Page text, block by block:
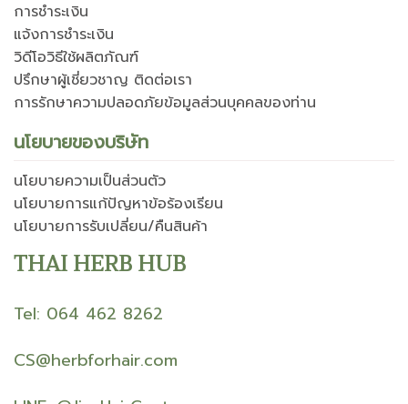
การชำระเงิน
แจ้งการชำระเงิน
วิดีโอวิธีใช้ผลิตภัณฑ์
ปรึกษาผู้เชี่ยวชาญ ติดต่อเรา
การรักษาความปลอดภัยข้อมูลส่วนบุคคลของท่าน
นโยบายของบริษัท
นโยบายความเป็นส่วนตัว
นโยบายการแก้ปัญหาข้อร้องเรียน
นโยบายการรับเปลี่ยน/คืนสินค้า
THAI HERB HUB
Tel: 064 462 8262
CS@herbforhair.com